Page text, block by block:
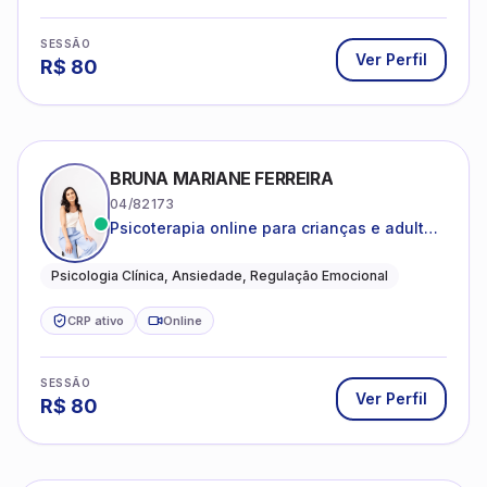
SESSÃO
R$ 80 Ver Perfil
BRUNA MARIANE FERREIRA
04/82173
Psicoterapia online para crianças e adultos
reduzir a ansiedade e construir uma vida
Psicologia Clínica, Ansiedade, Regulação Emocional
CRP ativo Online
SESSÃO
R$ 80 Ver Perfil